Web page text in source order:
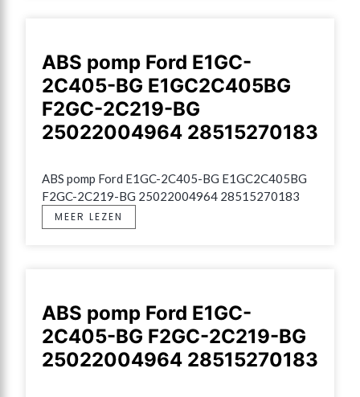
ABS pomp Ford E1GC-
2C405-BG E1GC2C405BG
F2GC-2C219-BG
25022004964 28515270183
ABS pomp Ford E1GC-2C405-BG E1GC2C405BG
F2GC-2C219-BG 25022004964 28515270183
MEER LEZEN
ABS pomp Ford E1GC-
2C405-BG F2GC-2C219-BG
25022004964 28515270183